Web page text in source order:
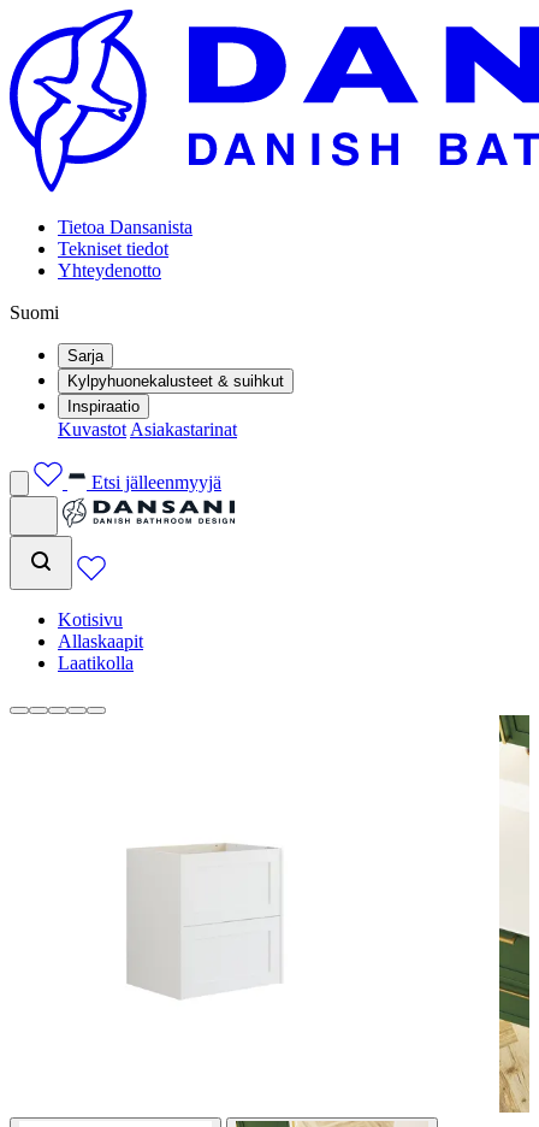
Tietoa Dansanista
Tekniset tiedot
Yhteydenotto
Suomi
Sarja
Kylpyhuonekalusteet & suihkut
Inspiraatio
Kuvastot Asiakastarinat
Etsi jälleenmyyjä
Kotisivu
Allaskaapit
Laatikolla